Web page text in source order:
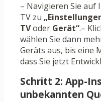
– Navigieren Sie auf
TV zu
TVoder Gerät“.–
wählen Sie dann
Geräts aus, bis eine
dass Sie jetzt
Schritt 2: App-
unbekannten